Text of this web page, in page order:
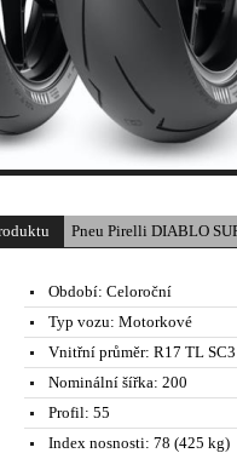
Pneu Pirelli DIABLO
Období: Celoroční
Typ vozu: Motorkové
Vnitřní průměr: R17 TL SC3
Nominální šířka: 200
Profil: 55
Index nosnosti: 78 (425 kg)